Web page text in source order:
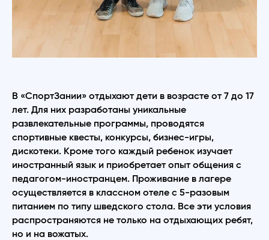
В «СпортЗании» отдыхают дети в возрасте от 7 до 17
лет. Для них разработаны уникальные
развлекательные программы, проводятся
спортивные квесты, конкурсы, бизнес-игры,
дискотеки. Кроме того каждый ребенок изучает
иностранный язык и приобретает опыт общения с
педагогом-иностранцем. Проживание в лагере
осуществляется в классном отеле с 5-разовым
питанием по типу шведского стола. Все эти условия
распространяются не только на отдыхающих ребят,
но и на вожатых.